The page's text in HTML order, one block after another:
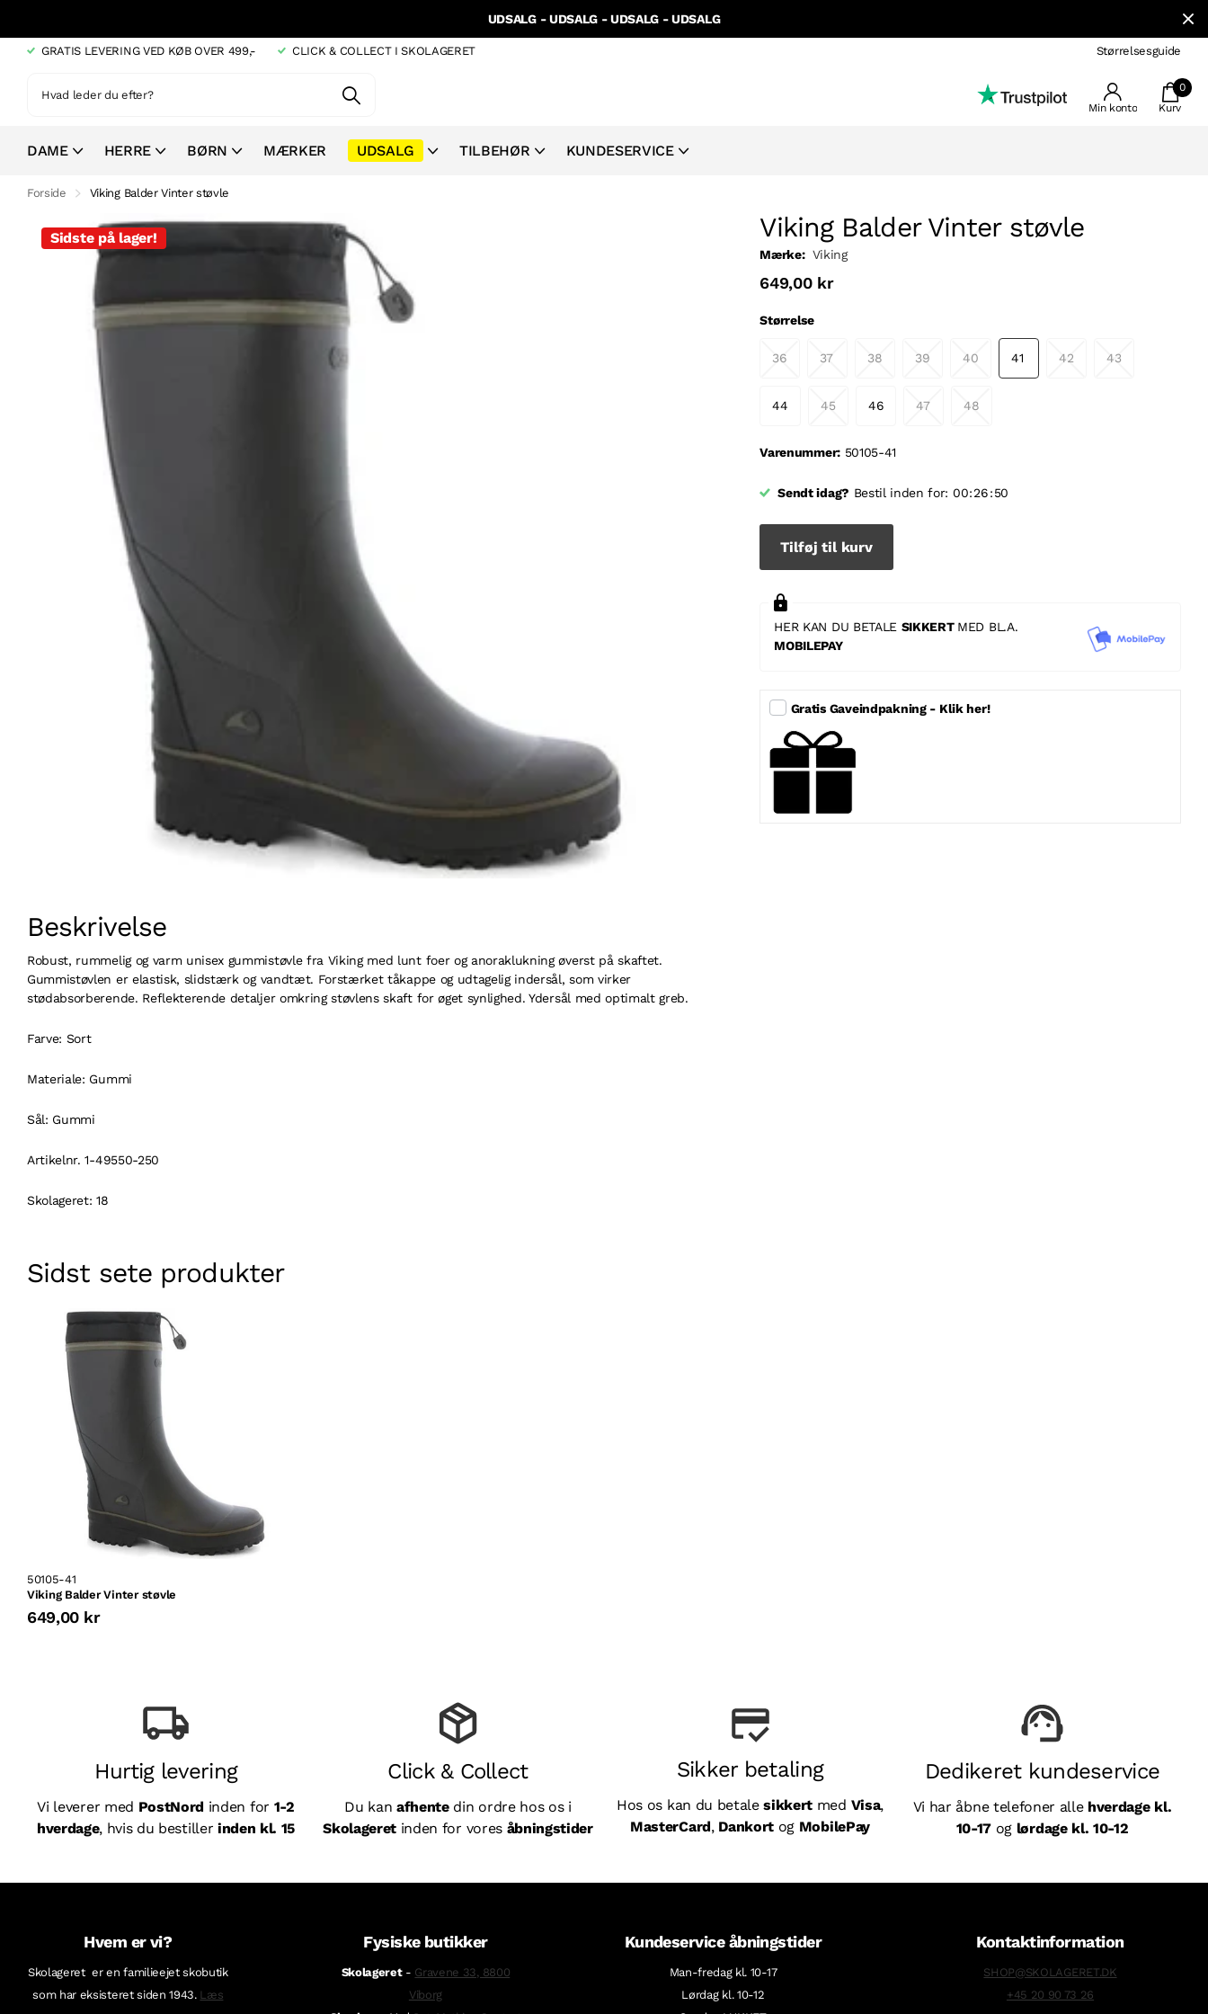
UDSALG - UDSALG - UDSALG - UDSALG
GRATIS LEVERING VED KØB OVER 499,- CLICK & COLLECT I SKOLAGERET Størrelsesguide
Min konto
0
Kurv
DAME HERRE BØRN MÆRKER UDSALG TILBEHØR KUNDESERVICE
Forside Viking Balder Vinter støvle
Sidste på lager!
Beskrivelse
Robust, rummelig og varm unisex gummistøvle fra Viking med lunt foer og anoraklukning øverst på skaftet.
Gummistøvlen er elastisk, slidstærk og vandtæt. Forstærket tåkappe og udtagelig indersål, som virker
stødabsorberende. Reflekterende detaljer omkring støvlens skaft for øget synlighed. Ydersål med optimalt greb.
Farve: Sort
Materiale: Gummi
Sål: Gummi
Artikelnr. 1-49550-250
Skolageret: 18
Viking Balder Vinter støvle
Mærke: Viking
649,00 kr
Størrelse
36 37 38 39 40 41 42 43
44 45 46 47 48
Varenummer:50105-41
Sendt idag? Bestil inden for: 00 26 50
Tilføj til kurv
HER KAN DU BETALE SIKKERT MED BL.A.
MOBILEPAY
Gratis Gaveindpakning - Klik her!
Sidst sete produkter
50105-41
Viking Balder Vinter støvle
649,00 kr
Hurtig levering
Vi leverer med PostNord inden for 1-2
hverdage, hvis du bestiller inden kl. 15
Click & Collect
Du kanafhentedin ordre hos os i
Skolageret inden for vores åbningstider
Sikker betaling
Hos os kan du betalesikkert med Visa,
MasterCard, Dankort og MobilePay
Dedikeret kundeservice
Vi har åbne telefoner alle hverdage kl.
10-17 og lørdage kl. 10-12
Hvem er vi?
Skolageret er en familieejet skobutik
som har eksisteret siden 1943. Læs
Fysiske butikker
Skolageret- Gravene 33, 8800
Viborg
Kundeservice åbningstider
Man-fredag kl. 10-17
Lørdag kl. 10-12
Kontaktinformation
SHOP@SKOLAGERET.DK
+45 20 90 73 26